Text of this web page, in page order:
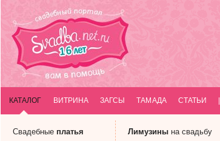
КАТАЛОГ ВИТРИНА ЗАГСЫ ТАМАДА СТАТЬИ
Свадебные платья
Лимузины на свадьбу